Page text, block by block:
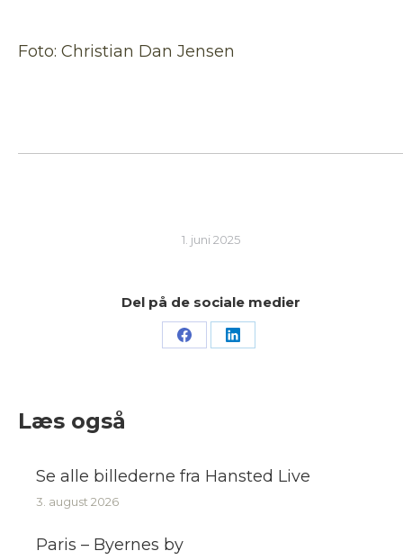
Foto: Christian Dan Jensen
1. juni 2025
Del på de sociale medier
Share Share
Læs også
Se alle billederne fra Hansted Live
3. august 2026
Paris – Byernes by